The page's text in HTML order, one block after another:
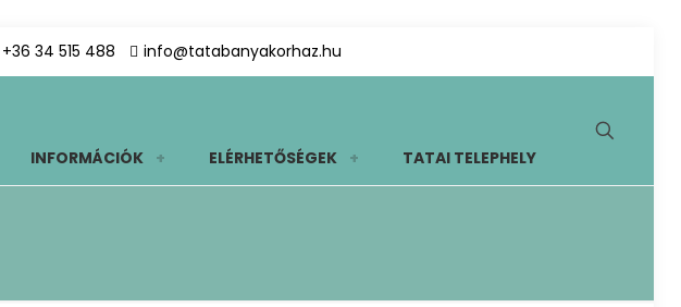
+36 34 515 488 info@tatabanyakorhaz.hu
INFORMÁCIÓK ELÉRHETŐSÉGEK TATAI TELEPHELY